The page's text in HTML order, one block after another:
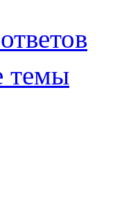
темы